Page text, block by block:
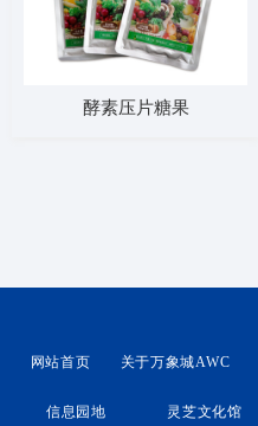
酵素压片糖果
网站首页 关于万象城AWC
信息园地 灵芝文化馆